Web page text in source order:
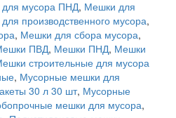
мусора ПНД, Мешки для
производственного мусора,
, Мешки для сбора мусора,
ПВД, Мешки ПНД, Мешки
строительные для мусора
, Мусорные мешки для
30 л 30 шт, Мусорные
мешки для мусора,